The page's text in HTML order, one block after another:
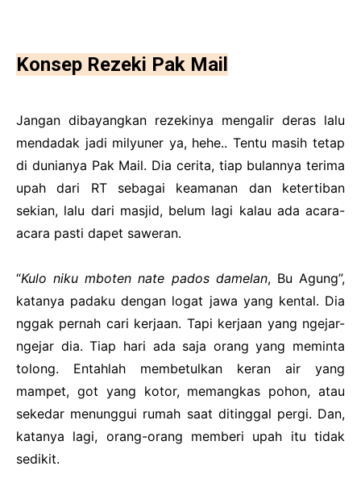
Konsep Rezeki Pak Mail
Jangan dibayangkan rezekinya mengalir deras lalu
mendadak jadi milyuner ya, hehe.. Tentu masih tetap
di dunianya Pak Mail. Dia cerita, tiap bulannya terima
upah dari RT sebagai keamanan dan ketertiban
sekian, lalu dari masjid, belum lagi kalau ada acara-
acara pasti dapet saweran.
“Kulo niku mboten nate pados damelan, Bu Agung”,
katanya padaku dengan logat jawa yang kental. Dia
nggak pernah cari kerjaan. Tapi kerjaan yang ngejar-
ngejar dia. Tiap hari ada saja orang yang meminta
tolong. Entahlah membetulkan keran air yang
mampet, got yang kotor, memangkas pohon, atau
sekedar menunggui rumah saat ditinggal pergi. Dan,
katanya lagi, orang-orang memberi upah itu tidak
sedikit.